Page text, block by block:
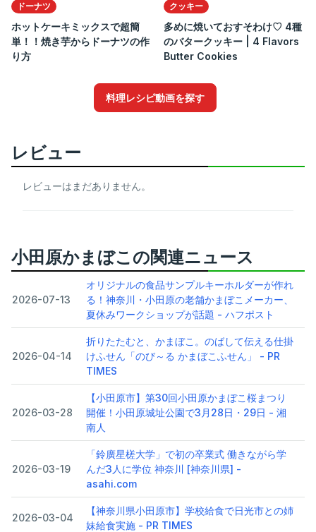
ドーナツ
ホットケーキミックスで超簡
単！！焼き芋からドーナツの作
り方
クッキー
多めに焼いておすそわけ♡ 4種
のバタークッキー | 4 Flavors
Butter Cookies
料理レシピ動画を探す
レビュー
レビューはまだありません。
小田原かまぼこの関連ニュース
2026-07-13
オリジナルの食品サンプルキーホルダーが作れ
る！神奈川・小田原の老舗かまぼこメーカー、
夏休みワークショップが話題 - ハフポスト
2026-04-14
折りたたむと、かまぼこ。のばして伝える仕掛
けふせん「のび～る かまぼこふせん」 - PR
TIMES
2026-03-28
【小田原市】第30回小田原かまぼこ桜まつり
開催！小田原城址公園で3月28日・29日 - 湘
南人
2026-03-19
「鈴廣星槎大学」で初の卒業式 働きながら学
んだ3人に学位 神奈川 [神奈川県] -
asahi.com
2026-03-04
【神奈川県小田原市】学校給食で日光市との姉
妹給食実施 - PR TIMES